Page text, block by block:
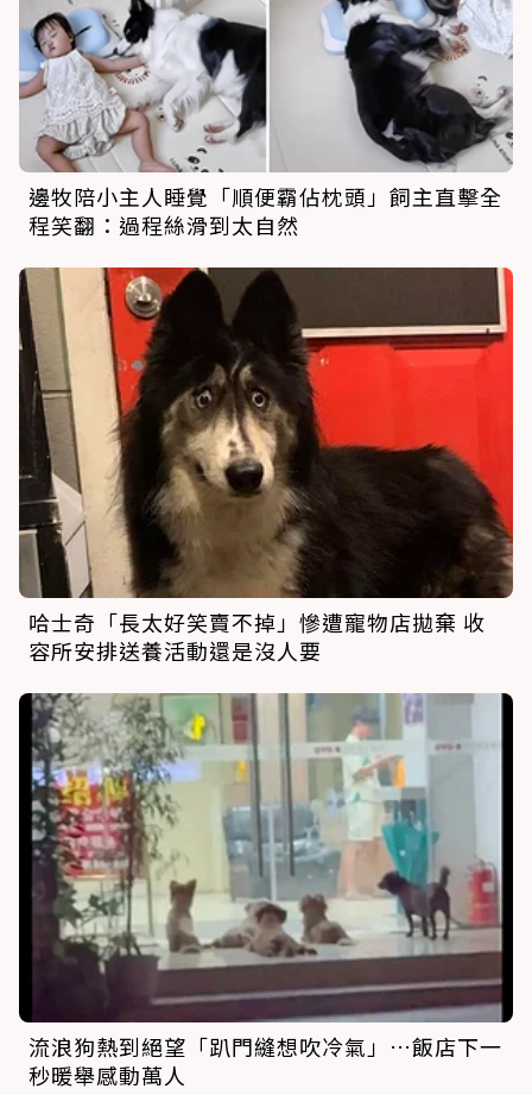
邊牧陪小主人睡覺「順便霸佔枕頭」飼主直擊全
程笑翻：過程絲滑到太自然
哈士奇「長太好笑賣不掉」慘遭寵物店拋棄 收
容所安排送養活動還是沒人要
流浪狗熱到絕望「趴門縫想吹冷氣」…飯店下一
秒暖舉感動萬人